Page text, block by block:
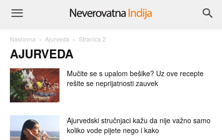
Naslovna Ajurveda Stranica 2
AJURVEDA
Mučite se s upalom bešike? Uz ove recepte
rešite se neprijatnosti zauvek
Ajurvedski stručnjaci kažu da nije važno samo
koliko vode pijete nego i kako